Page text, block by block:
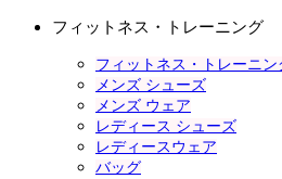
フィットネス・トレーニング
フィットネス・トレーニ
メンズ シューズ
メンズ ウェア
レディース シューズ
レディースウェア
バッグ